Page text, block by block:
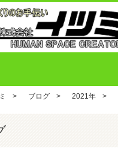
> ブログ > 2021年 >